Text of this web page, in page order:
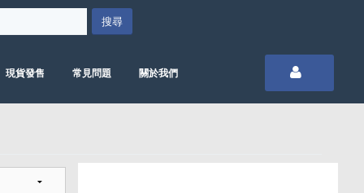
現貨發售 常見問題 關於我們